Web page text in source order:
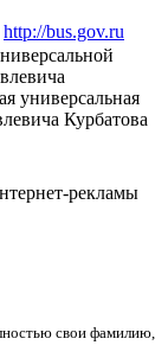
http://bus.gov.ru
универсальная
Курбатова
рекламы
свои фамилию,